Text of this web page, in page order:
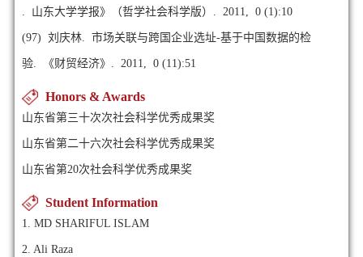
. 山东大学学报》（哲学社会科学版）. 2011, 0 (1):10
(97) 刘庆林. 市场关联与跨国企业选址-基于中国数据的检
验. 《财贸经济》. 2011, 0 (11):51
Honors & Awards
山东省第三十次次社会科学优秀成果奖
山东省第二十六次社会科学优秀成果奖
山东省第20次社会科学优秀成果奖
Student Information
1. MD SHARIFUL ISLAM
2. Ali Raza